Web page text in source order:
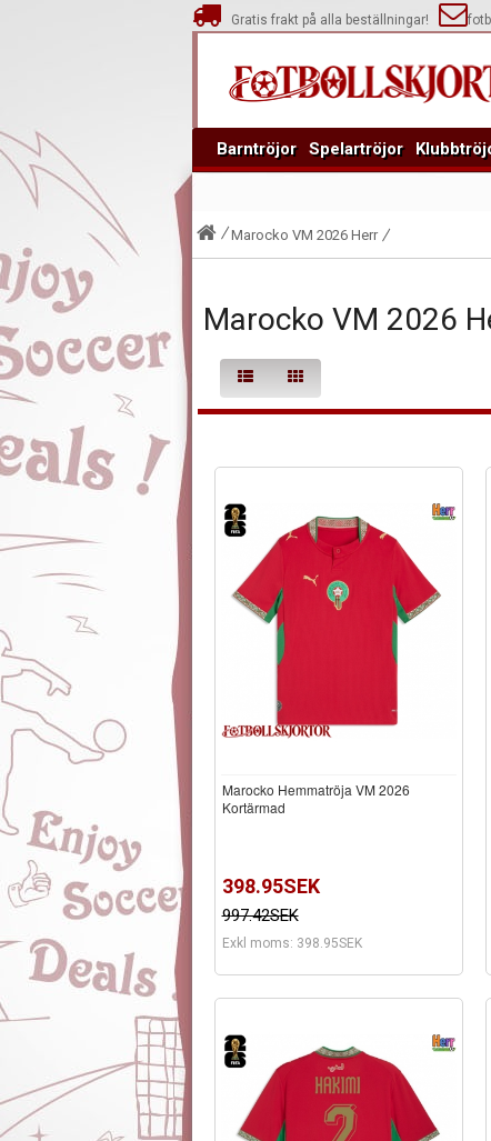
Gratis frakt på alla beställningar!
Barntröjor Spelartröjor
Marocko VM 2026 Herr
Marocko VM 2026
Marocko Hemmatröja VM 2026
Kortärmad
398.95SEK
997.42SEK
Exkl moms: 398.95SEK